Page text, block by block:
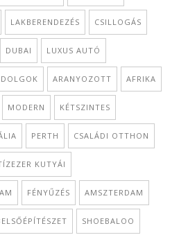
LAKBERENDEZÉS CSILLOGÁS
DUBAI LUXUS AUTÓ
ARANYOZOTT AFRIKA
MODERN KÉTSZINTES
PERTH CSALÁDI OTTHON
KUTYÁI
FÉNYŰZÉS AMSZTERDAM
SHOEBALOO